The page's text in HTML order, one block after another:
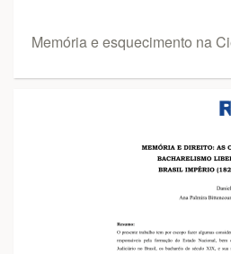
Memória e esquecimento na